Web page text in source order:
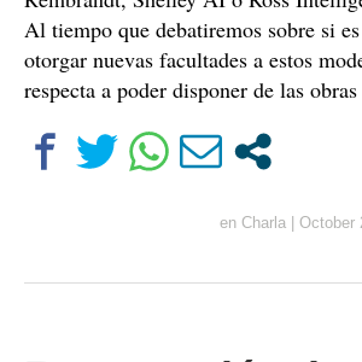
Al tiempo que debatiremos sobre si
otorgar nuevas facultades a estos
respecta a poder disponer de las
en Charla | October